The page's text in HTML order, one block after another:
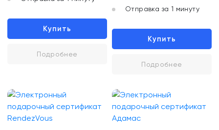
Купить
Подробнее
Отправка за 1 минуту
Купить
Подробнее